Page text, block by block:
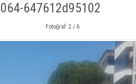
647612d95102
Fotoğraf: 2 / 6